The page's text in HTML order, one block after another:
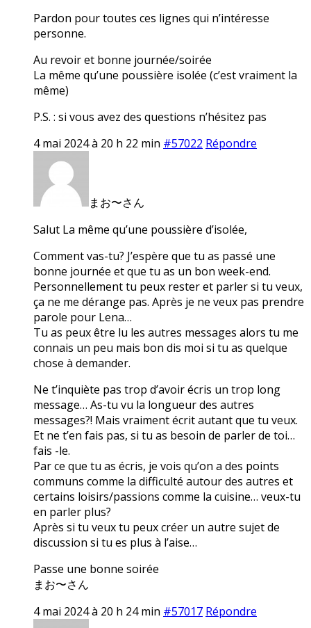
Pardon pour toutes ces lignes qui n’intéresse
personne.
Au revoir et bonne journée/soirée
La même qu’une poussière isolée (c’est vraiment la
même)
P.S. : si vous avez des questions n’hésitez pas
4 mai 2024 à 20 h 22 min #57022 Répondre
まお〜さん
Salut La même qu’une poussière d’isolée,
Comment vas-tu? J’espère que tu as passé une
bonne journée et que tu as un bon week-end.
Personnellement tu peux rester et parler si tu veux,
ça ne me dérange pas. Après je ne veux pas prendre
parole pour Lena…
Tu as peux être lu les autres messages alors tu me
connais un peu mais bon dis moi si tu as quelque
chose à demander.
Ne t’inquiète pas trop d’avoir écris un trop long
message… As-tu vu la longueur des autres
messages?! Mais vraiment écrit autant que tu veux.
Et ne t’en fais pas, si tu as besoin de parler de toi…
fais -le.
Par ce que tu as écris, je vois qu’on a des points
communs comme la difficulté autour des autres et
certains loisirs/passions comme la cuisine… veux-tu
en parler plus?
Après si tu veux tu peux créer un autre sujet de
discussion si tu es plus à l’aise…
Passe une bonne soirée
まお〜さん
4 mai 2024 à 20 h 24 min #57017 Répondre